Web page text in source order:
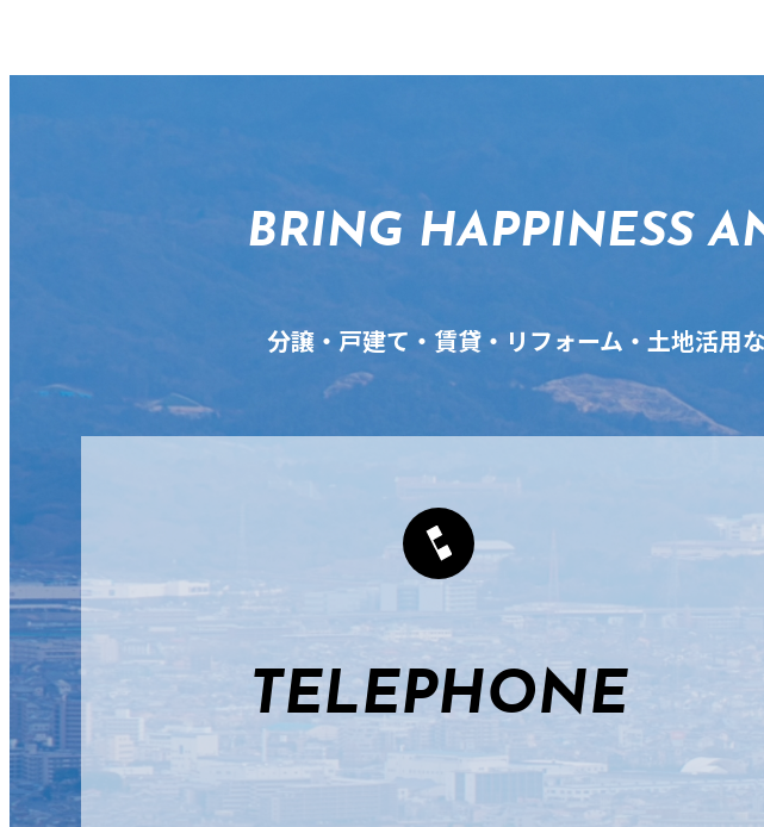
BRING HAPPINESS
分譲・戸建て・賃貸・リフォーム・土地活用
TELEPHONE